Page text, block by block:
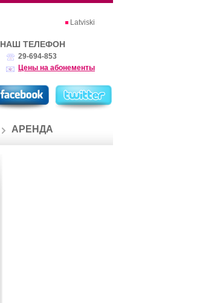
Latviski
НАШ ТЕЛЕФОН
29-694-853
Цены на абонементы
АРЕНДА